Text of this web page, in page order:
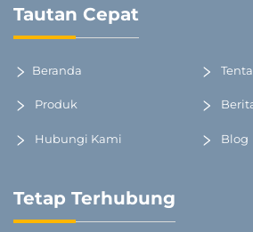
Tautan Cepat
Beranda
Produk
Hubungi Kami Blog
Tetap Terhubung